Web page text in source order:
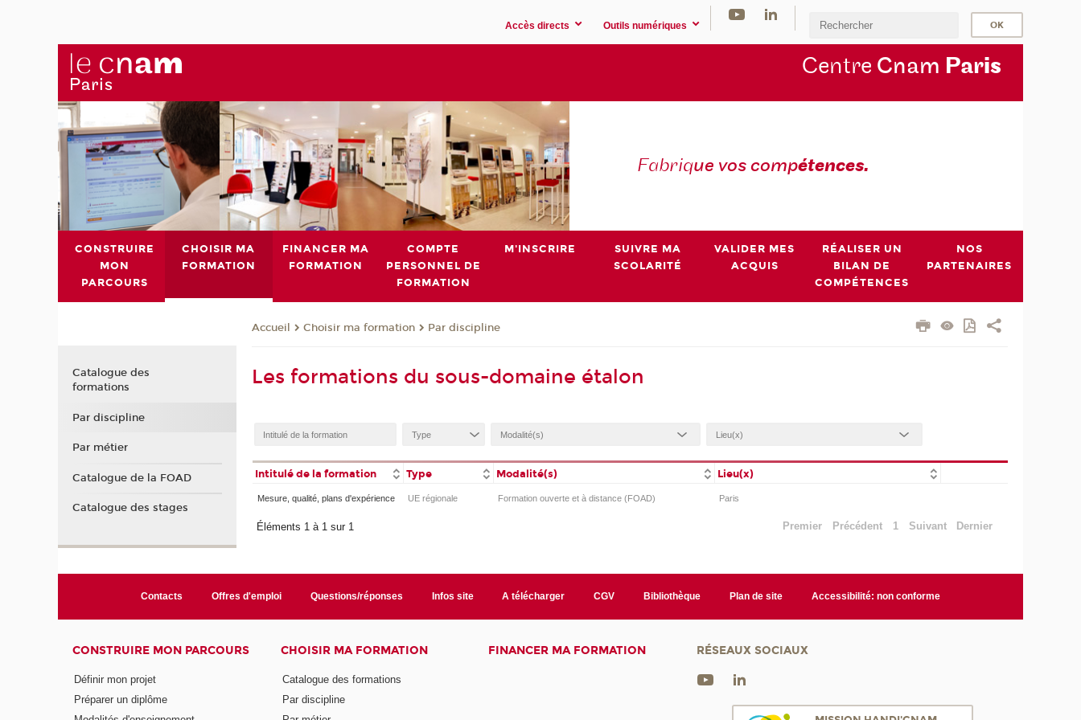
Accès directs Outils numériques
Centre Cnam Paris
Fabrique vos compétences.
CONSTRUIRE
MON
PARCOURS
CHOISIR MA
FORMATION
FINANCER MA
FORMATION
COMPTE
PERSONNEL DE
FORMATION
M'INSCRIRE
SUIVRE MA
SCOLARITÉ
VALIDER MES
ACQUIS
RÉALISER UN
BILAN DE
COMPÉTENCES
NOS
PARTENAIRES
Accueil Choisir ma formation Par discipline
Les formations du sous-domaine étalon
Intitulé de la formation Type Modalité(s) Lieu(x)
Mesure, qualité, plans d'expérience UE régionale Formation ouverte et à distance (FOAD) Paris
Éléments 1 à 1 sur 1 Premier Précédent 1 Suivant Dernier
Catalogue des
formations
Par discipline
Par métier
Catalogue de la FOAD
Catalogue des stages
Contacts Offres d'emploi Questions/réponses Infos site A télécharger CGV Bibliothèque Plan de site Accessibilité: non conforme
CONSTRUIRE MON PARCOURS
Définir mon projet
Préparer un diplôme
CHOISIR MA FORMATION
Catalogue des formations
Par discipline
FINANCER MA FORMATION RÉSEAUX SOCIAUX